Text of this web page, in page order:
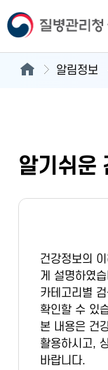
알림정보
알기쉬운
건강정보의
게 설명하였
카테고리별
확인할 수 있
본 내용은 건
활용하시고,
바랍니다.